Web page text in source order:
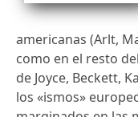
americanas (Arlt,
como en el resto
de Joyce, Beckett,
los «ismos»